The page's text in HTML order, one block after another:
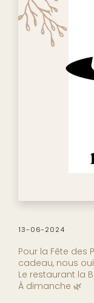
13-06-2024
Pour la Fête des
cadeau, nous
Le restaurant la
À dimanche 🌿